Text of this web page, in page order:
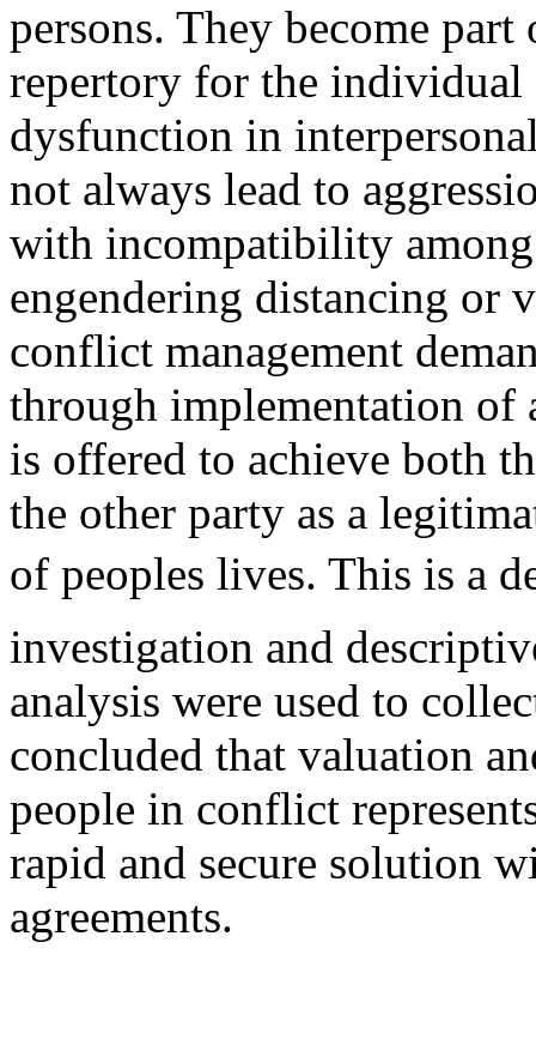
persons. They become
repertory for the individual
dysfunction in
not always lead to
with incompatibility
engendering distancing or
conflict management
through implementation of
is offered to achieve both
the other party as a
of peoples lives. This is a
investigation and
analysis were used to
concluded that valuation
people in conflict
rapid and secure solution
agreements.